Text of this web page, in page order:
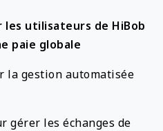
les utilisateurs de HiBob
paie globale
la gestion automatisée
gérer les échanges de